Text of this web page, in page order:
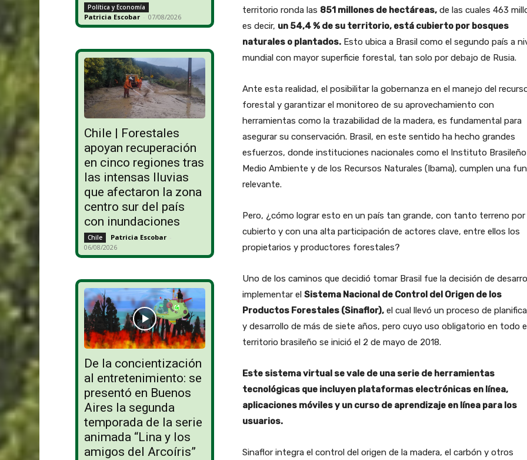
Política y Economía
Patricia Escobar - 07/08/2026
Chile | Forestales
apoyan recuperación
en cinco regiones tras
las intensas lluvias
que afectaron la zona
centro sur del país
con inundaciones
Chile Patricia Escobar -
06/08/2026
De la concientización
al entretenimiento: se
presentó en Buenos
Aires la segunda
temporada de la serie
animada “Lina y los
amigos del Arcoíris”
territorio ronda las 851 millones de hectáreas,de las cuales 463
es decir, un 54,4 % de su territorio, está cubierto por bosques
naturales o plantados.Esto ubica a Brasil como el segundo país a
mundial con mayor superficie forestal, tan solo por debajo de Rusia.
Ante esta realidad, el posibilitar la gobernanza en el manejo del
forestal y garantizar el monitoreo de su aprovechamiento con
herramientas como la trazabilidad de la madera, es fundamental para
asegurar su conservación. Brasil, en este sentido ha hecho grandes
esfuerzos, donde instituciones nacionales como el Instituto
Medio Ambiente y de los Recursos Naturales (Ibama), cumplen una
relevante.
Pero, ¿cómo lograr esto en un país tan grande, con tanto terreno por
cubierto y con una alta participación de actores clave, entre ellos los
propietarios y productores forestales?
Uno de los caminos que decidió tomar Brasil fue la decisión de
implementar el Sistema Nacional de Control del Origen de los
Productos Forestales (Sinaflor),el cual llevó un proceso de
y desarrollo de más de siete años, pero cuyo uso obligatorio en todo
territorio brasileño se inició el 2 de mayo de 2018.
Este sistema virtual se vale de una serie de herramientas
tecnológicas que incluyen plataformas electrónicas en línea,
aplicaciones móviles y un curso de aprendizaje en línea para los
usuarios.
Sinaflor integra el control del origen de la madera, el carbón y otros